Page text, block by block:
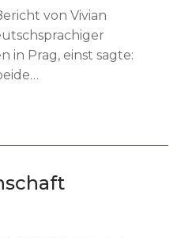
von Vivian
in Prag, einst sagte: